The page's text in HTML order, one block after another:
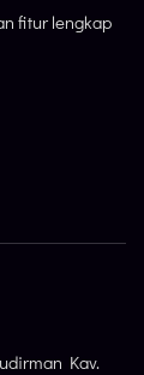
fitur lengkap
Kav.